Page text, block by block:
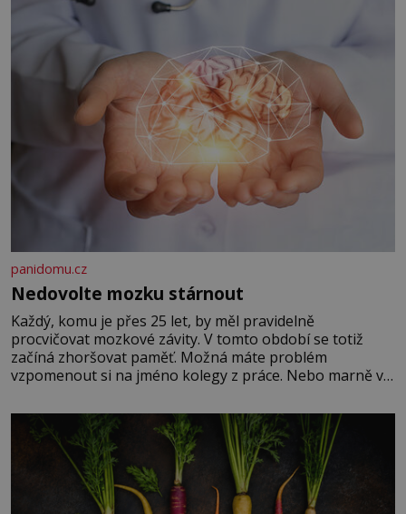
panidomu.cz
Nedovolte mozku stárnout
Každý, komu je přes 25 let, by měl pravidelně
procvičovat mozkové závity. V tomto období se totiž
začíná zhoršovat paměť. Možná máte problém
vzpomenout si na jméno kolegy z práce. Nebo marně v
Je to opravdu tak, s věkem jako kdyby se paměť
rozhodla stávkovat. Cvičte